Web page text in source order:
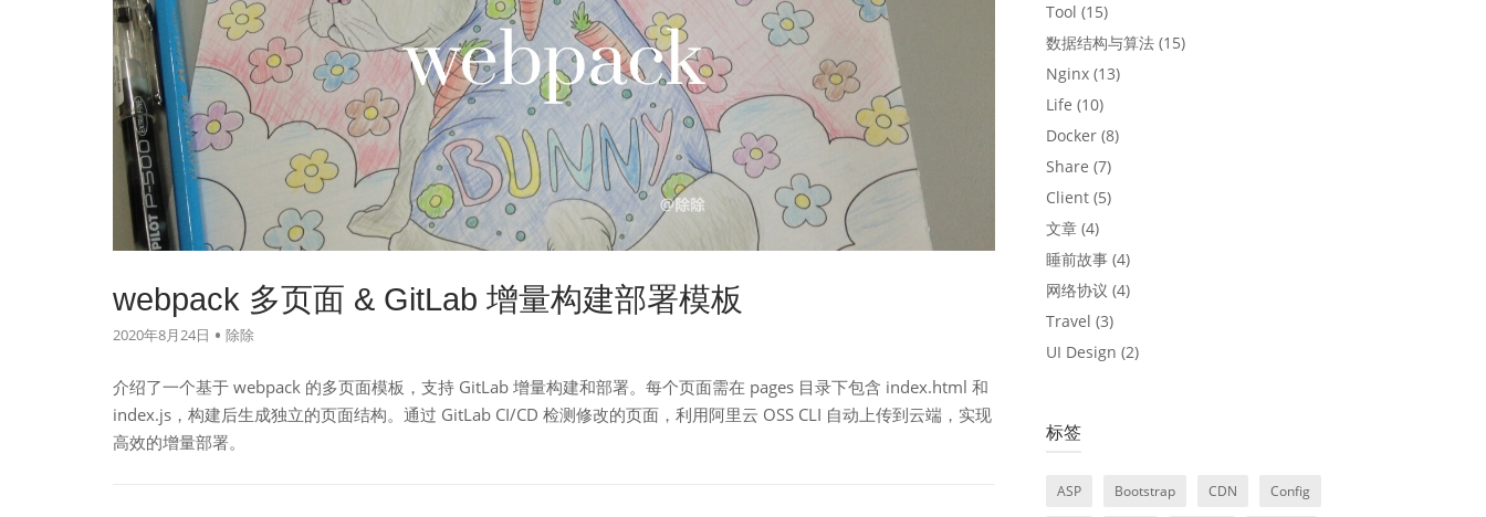
webpack 多页面 & GitLab 增量构建部署模板
2020年8月24日 除除
介绍了一个基于 webpack 的多页面模板，支持 GitLab 增量构建和部署。每个页面需在 pages 目录下包含 index.html 和
index.js，构建后生成独立的页面结构。通过 GitLab CI/CD 检测修改的页面，利用阿里云 OSS CLI 自动上传到云端，实现
高效的增量部署。
Tool (15)
数据结构与算法(15)
Nginx(13)
Life (10)
Docker(8)
Share (7)
Client(5)
文章(4)
睡前故事(4)
网络协议 (4)
Travel (3)
UI Design (2)
标签
ASP Bootstrap CDN Config